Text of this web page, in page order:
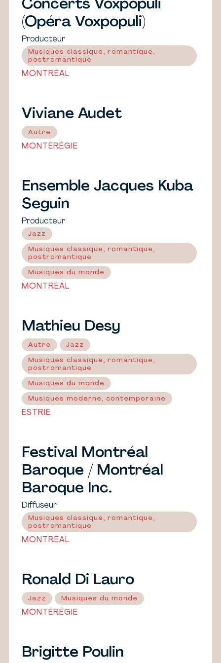
Concerts Voxpopuli
(Opéra Voxpopuli)
Producteur
Musiques classique, romantique,
postromantique
MONTRÉAL
Viviane Audet
Autre
MONTÉRÉGIE
Ensemble Jacques Kuba
Seguin
Producteur
Jazz
Musiques classique, romantique,
postromantique
Musiques du monde
MONTRÉAL
Mathieu Desy
Autre Jazz
Musiques classique, romantique,
postromantique
Musiques du monde
Musiques moderne, contemporaine
ESTRIE
Festival Montréal
Baroque / Montréal
Baroque Inc.
Diffuseur
Musiques classique, romantique,
postromantique
MONTRÉAL
Ronald Di Lauro
Jazz Musiques du monde
MONTÉRÉGIE
Brigitte Poulin